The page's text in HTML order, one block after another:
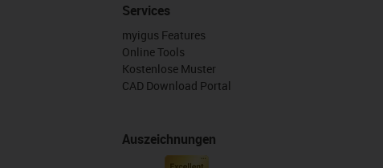
Services
myigus Features
Online Tools
Kostenlose Muster
CAD Download Portal
Auszeichnungen